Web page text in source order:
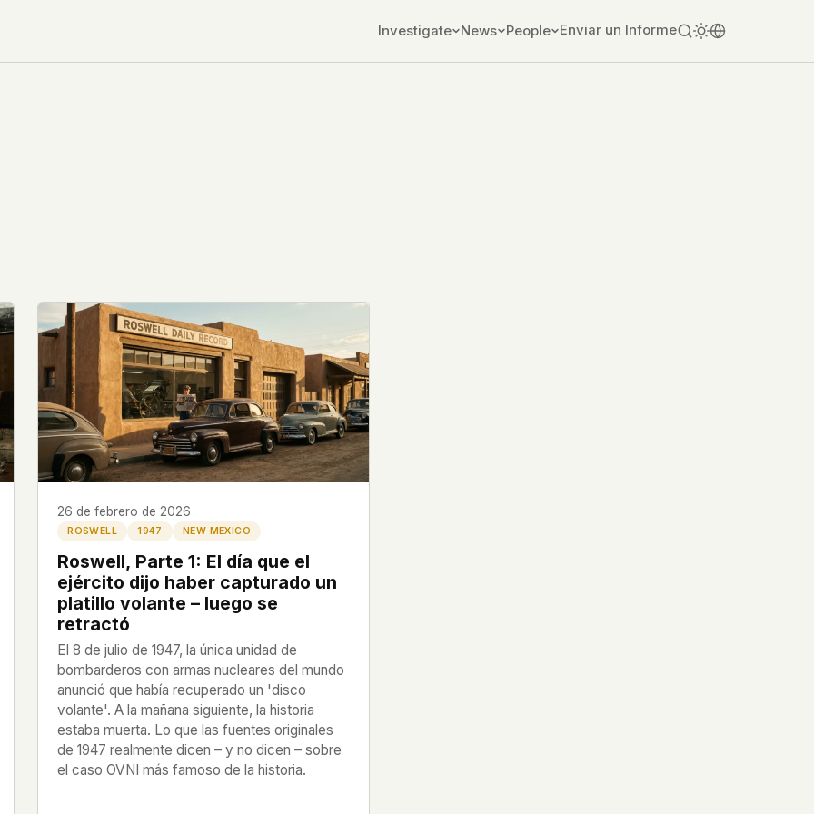
Investigate News People Enviar un Informe
file served
server-side
are self-
the
you type
don't know
come
back. Every
26 de febrero de 2026
ROSWELL 1947 NEW MEXICO
Roswell, Parte 1: El día que el
ejército dijo haber capturado un
platillo volante – luego se
retractó
El 8 de julio de 1947, la única unidad de
bombarderos con armas nucleares del mundo
anunció que había recuperado un 'disco
volante'. A la mañana siguiente, la historia
estaba muerta. Lo que las fuentes originales
de 1947 realmente dicen – y no dicen – sobre
el caso OVNI más famoso de la historia.